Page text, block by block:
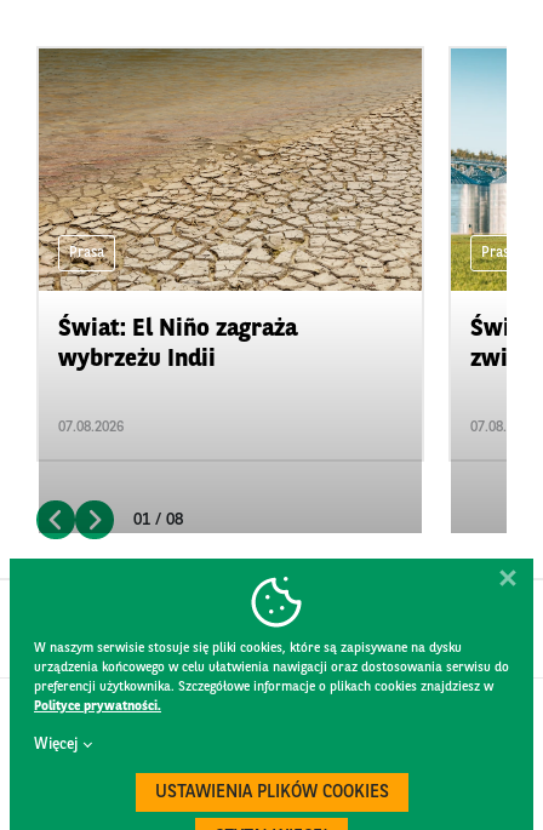
Prasa
Świat: El Niño zagraża
wybrzeżu Indii
07.08.2026
Prasa
07.08.2026
01 / 08
W naszym serwisie stosuje się pliki cookies, które są zapisywane na dysku
urządzenia końcowego w celu ułatwienia nawigacji oraz dostosowania serwisu do
preferencji użytkownika. Szczegółowe informacje o plikach cookies znajdziesz w
Polityce prywatności.
Więcej
USTAWIENIA PLIKÓW COOKIES
REGULAMIN STRONY
POLITYKA PRYWATNOŚCI